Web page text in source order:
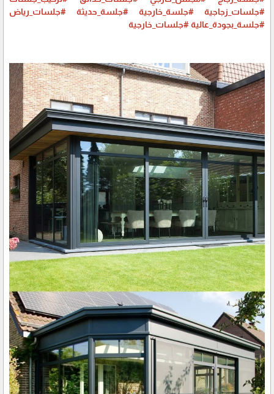
#جلسات_زجاجية
#جلسة_خارجية #جلسة_حديثة
#جلسات_رياض
#جلسة_بجودة_عالية#جلسات_خارجية